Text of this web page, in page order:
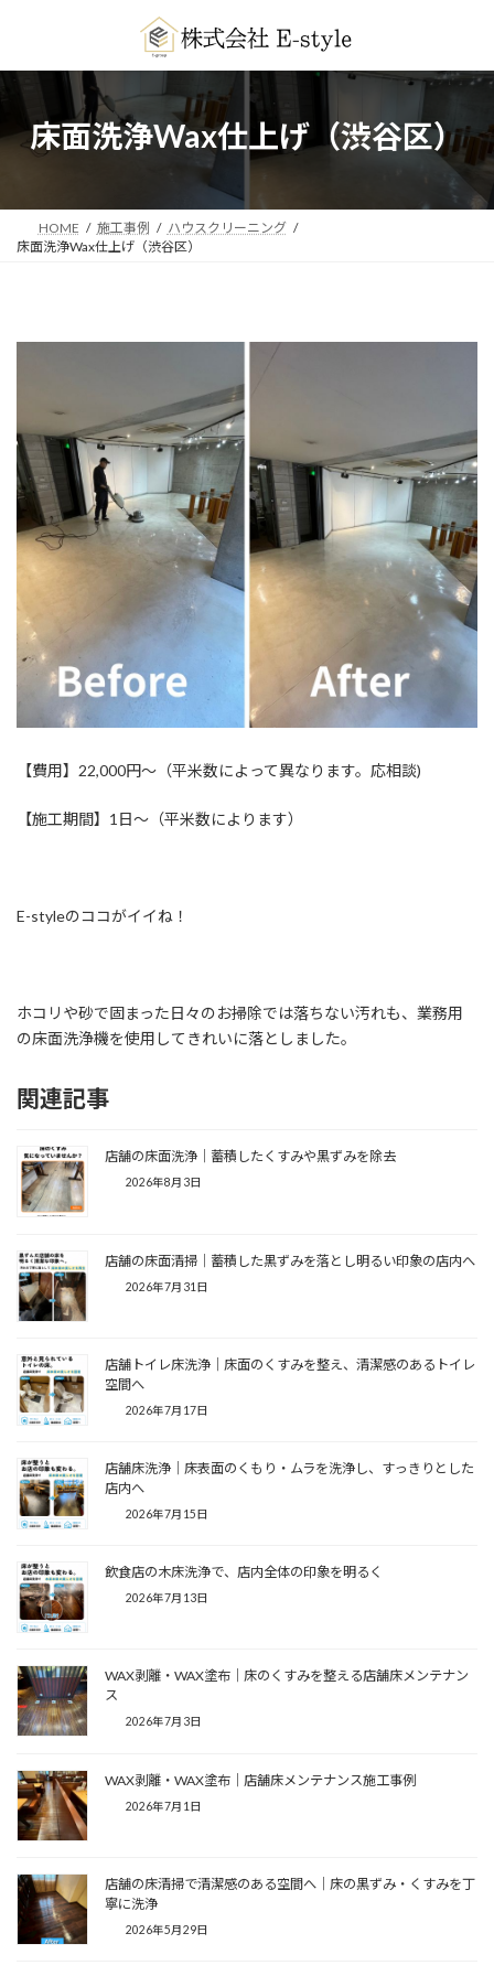
ン
ス
プ
ー
ン
動
床面洗浄Wax仕上げ（渋谷区）
HOME 施工事例
ハウスクリーニング
床面洗浄Wax仕上げ（渋谷区）
【費用】22,000円〜（平米数によって異なります。応相談)
【施工期間】1日〜（平米数によります）
E-styleのココがイイね！
ホコリや砂で固まった日々のお掃除では落ちない汚れも、業務用
の床面洗浄機を使用してきれいに落としました。
関連記事
店舗の床面洗浄｜蓄積したくすみや黒ずみを除去
2026年8月3日
店舗の床面清掃｜蓄積した黒ずみを落とし明るい印象の店内へ
2026年7月31日
店舗トイレ床洗浄｜床面のくすみを整え、清潔感のあるトイレ
空間へ
2026年7月17日
店舗床洗浄｜床表面のくもり・ムラを洗浄し、すっきりとした
店内へ
2026年7月15日
飲食店の木床洗浄で、店内全体の印象を明るく
2026年7月13日
WAX剥離・WAX塗布｜床のくすみを整える店舗床メンテナン
ス
2026年7月3日
WAX剥離・WAX塗布｜店舗床メンテナンス施工事例
2026年7月1日
店舗の床清掃で清潔感のある空間へ｜床の黒ずみ・くすみを丁
寧に洗浄
2026年5月29日